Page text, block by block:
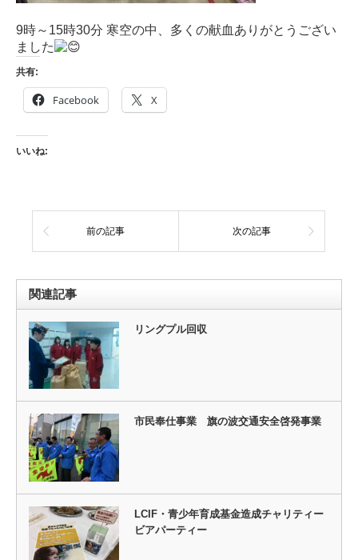
9時～15時30分 寒空の中、多くの献血ありがとうござい
ました
共有:
Facebook X
いいね:
前の記事 次の記事
関連記事
リングプル回収
市民奉仕事業 旗の波交通安全啓発事業
LCIF・青少年育成基金造成チャリティー
ビアパーティー